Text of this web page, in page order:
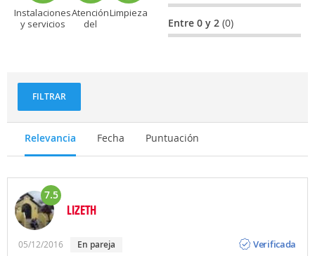
Instalaciones
y servicios
Atención
del
Limpieza
Entre 0 y 2(0)
FILTRAR
Relevancia Fecha Puntuación
7.5
LIZETH
05/12/2016 en pareja
Verificada